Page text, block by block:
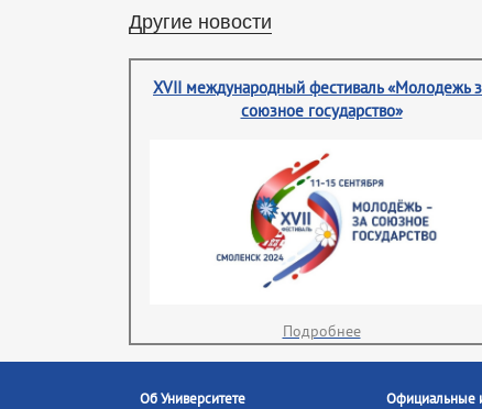
Другие новости
XVII международный фестиваль «Молодежь
союзное государство»
Подробнее
Об Университете Официальные